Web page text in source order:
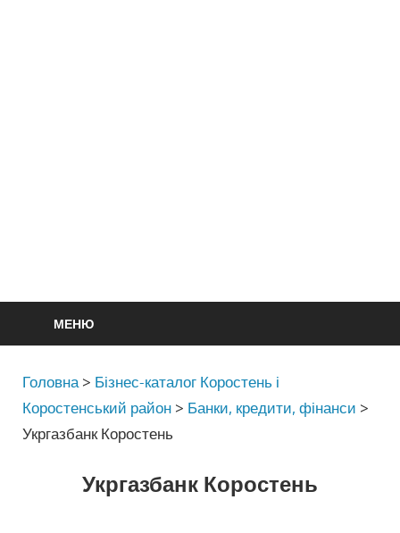
МЕНЮ
Головна > Бізнес-каталог Коростень і
Коростенський район > Банки, кредити, фінанси >
Укргазбанк Коростень
Укргазбанк Коростень